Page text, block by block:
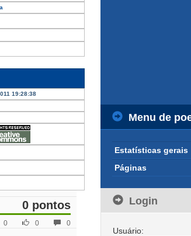
19:28:38
0 pontos
0
0
0
Menu de
Estatísticas gerais
Páginas
Login
Usuário: